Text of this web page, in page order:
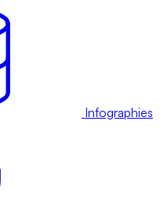
Infographies